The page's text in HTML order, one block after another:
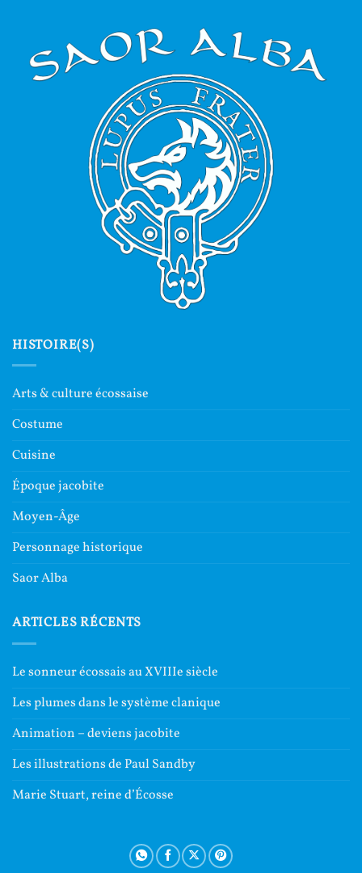
HISTOIRE(S)
Arts & culture écossaise
Costume
Cuisine
Époque jacobite
Moyen-Âge
Personnage historique
Saor Alba
ARTICLES RÉCENTS
Le sonneur écossais au XVIIIe siècle
Les plumes dans le système clanique
Animation – deviens jacobite
Les illustrations de Paul Sandby
Marie Stuart, reine d’Écosse